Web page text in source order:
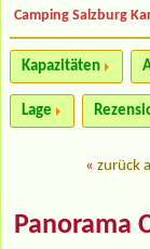
Camping Salzburg
Kapazitäten
Lage
« zurück
Panorama